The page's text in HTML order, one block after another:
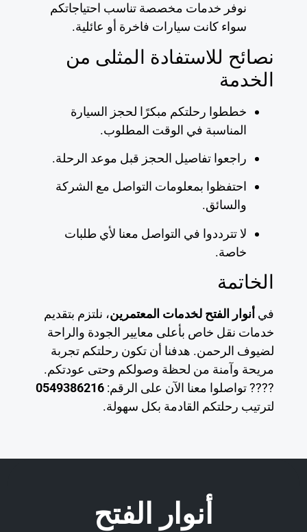
نوفر خدمات مخصصة تناسب احتياجاتكم
سواء كانت سيارات فاخرة أو عائلية.
نصائح للاستفادة المثلى من
الخدمة
خططوا رحلتكم مبكرًا لحجز السيارة
المناسبة في الوقت المطلوب.
راجعوا تفاصيل الحجز قبل موعد الرحلة.
احتفظوا بمعلومات التواصل مع الشركة
والسائق.
لا تترددوا في التواصل معنا لأي طلبات
خاصة.
الخاتمة
في أنوار الفتح لخدمات المعتمرين، نلتزم بتقديم
خدمات نقل خاص بأعلى معايير الجودة والراحة
لضيوف الرحمن. هدفنا أن تكون رحلتكم تجربة
مريحة وآمنة من لحظة وصولكم وحتى عودتكم.
???? تواصلوا معنا الآن على الرقم: 0549386216
لترتيب رحلتكم القادمة بكل سهولة.
أنوار الفتح